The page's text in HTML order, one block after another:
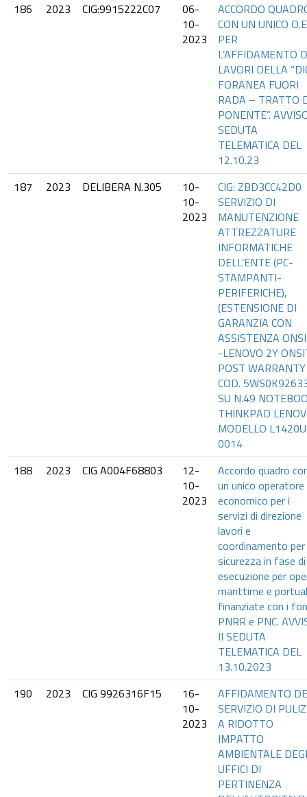
186
2023 CIG:9915222C07
06-
10-
2023
ACCORDO
CON UN UNICO
PER
L’AFFIDAMENTO
LAVORI DELLA
FORANEA FUORI
RADA – TRATTO
PONENTE”.
SEDUTA
TELEMATICA DEL
12.10.23
187
2023 DELIBERA N.305
10-
10-
2023
CIG: ZBD3CC42D0
SERVIZIO DI
MANUTENZIONE
ATTREZZATURE
INFORMATICHE
DELL’ENTE (PC-
STAMPANTI-
PERIFERICHE),
(ESTENSIONE DI
GARANZIA CON
ASSISTENZA
-LENOVO 2Y
POST
COD.
SU N.49
THINKPAD
MODELLO
0014
188
2023 CIG A004F68803
12-
10-
2023
Accordo quadro
un unico operatore
economico per i
servizi di direzione
lavori e
coordinamento
sicurezza in fase di
esecuzione per
marittime e
finanziate con i
PNRR e PNC.
II SEDUTA
TELEMATICA DEL
13.10.2023
190
2023 CIG 9926316F15
16-
10-
2023
AFFIDAMENTO
SERVIZIO DI
A RIDOTTO
IMPATTO
AMBIENTALE
UFFICI DI
PERTINENZA